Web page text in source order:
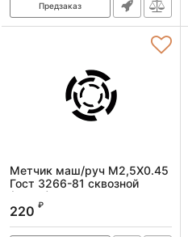
Предзаказ
Метчик маш/руч M2,5X0.45
Гост 3266-81 сквозной
(Р6М5)
Артикул:
220 ₽